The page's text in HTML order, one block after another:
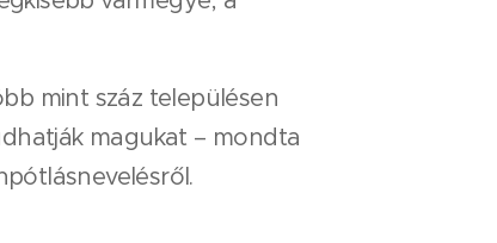
mint száz településen
magukat – mondta